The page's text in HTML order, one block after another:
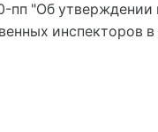
пп "Об
инспекторов